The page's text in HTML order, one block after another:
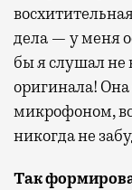
дела — у меня
бы я слушал не
оригинала! Она
микрофоном,
никогда не
Так